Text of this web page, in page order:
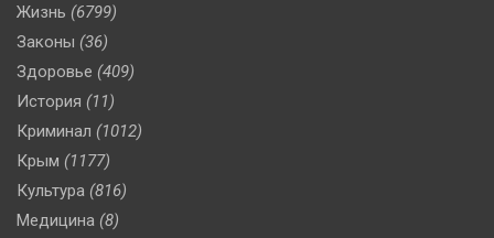
Жизнь (6799)
Законы (36)
Здоровье (409)
История (11)
Криминал (1012)
Крым (1177)
Культура (816)
Медицина (8)